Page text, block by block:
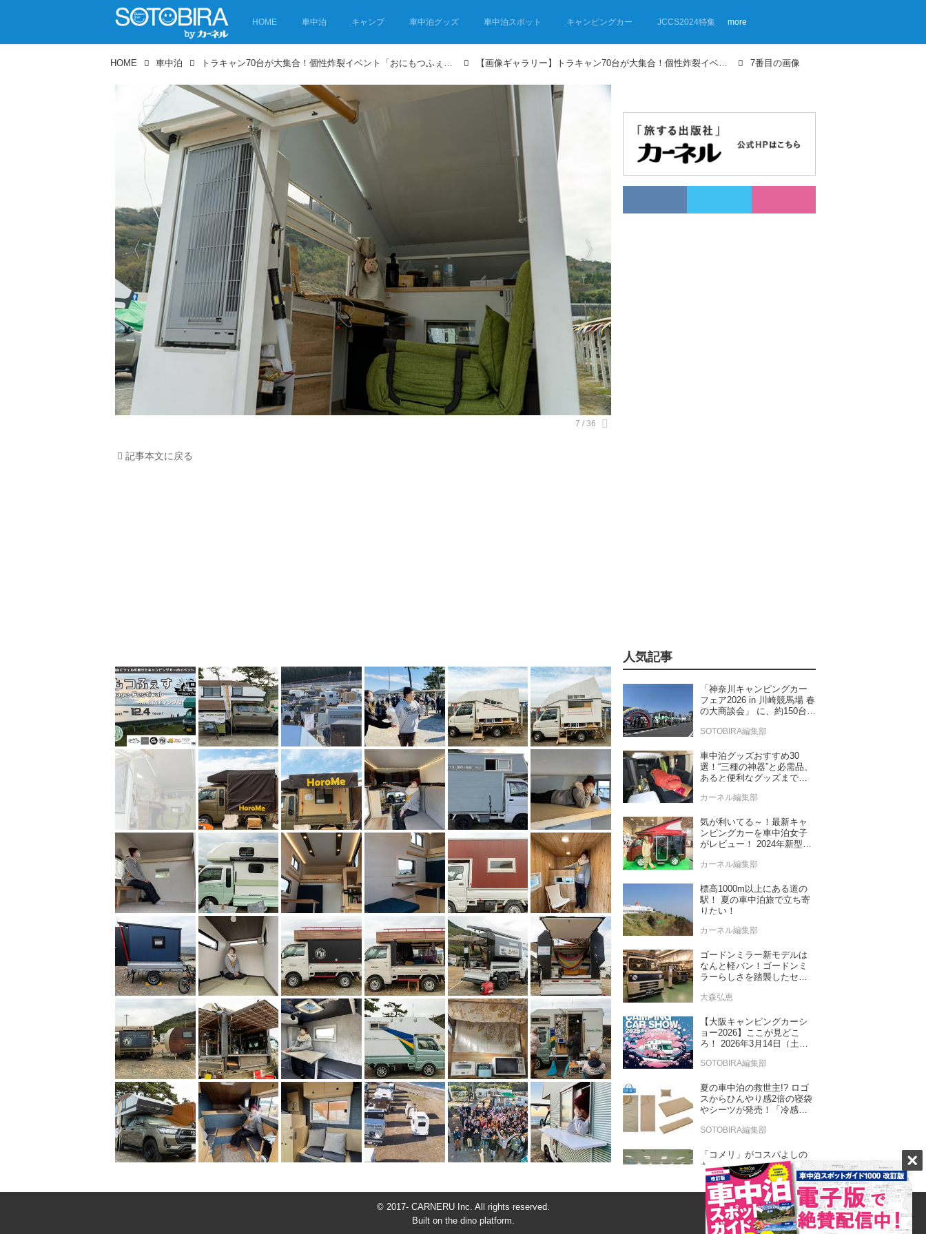
HOME 車中泊 キャンプ 車中泊グッズ 車中泊スポット キャンピングカー JCCS2024特集 more
HOME 車中泊 トラキャン70台が大集合！個性炸裂イベント「おにもつふぇす」が車中泊好きにはたまらない！ 【画像ギャラリー】トラキャン70台が大集合！個性炸裂イベント「おにもつふぇす」が車中泊好きにはたまらない！ 7番目の画像
記事本文に戻る
人気記事
「神奈川キャンピングカー
フェア2026 in 川崎競馬場 春
の大商談会」 に、約150台の
SOTOBIRA編集部
車中泊グッズおすすめ30
選！“三種の神器”と必需品、
あると便利なグッズまで車
カーネル編集部
気が利いてる～！最新キャ
ンピングカーを車中泊女子
がレビュー！ 2024年新型モ
カーネル編集部
標高1000m以上にある道の
駅！ 夏の車中泊旅で立ち寄
りたい！
カーネル編集部
ゴードンミラー新モデルは
なんと軽バン！ゴードンミ
ラーらしさを踏襲したセン
売！
大森弘恵
【大阪キャンピングカーシ
ョー2026】ここが見どこ
ろ！ 2026年3月14日（土）
大阪
SOTOBIRA編集部
夏の車中泊の救世主!? ロゴ
スからひんやり感2倍の寝袋
やシーツが発売！「冷感・
SOTOBIRA編集部
「コメリ」がコスパよしの
キャンプ用品をお披露目！
秋冬キャンプ新製品もチェ
ックしてきたぞ！
大森弘恵
最高級の車中泊を提供する
「ハイグレードキャンピン
© 2017- CARNERU Inc. All rights reserved.
Built on the dino platform.